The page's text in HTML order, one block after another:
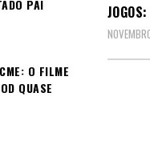
PAI
O FILME
QUASE